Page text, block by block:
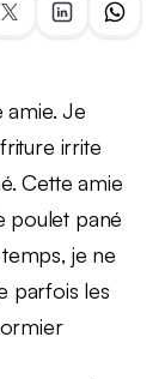
amie. Je
irrite
Cette amie
poulet pané
je ne
parfois les